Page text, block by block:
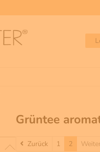
Grüntee
ZurückZurück
1 2